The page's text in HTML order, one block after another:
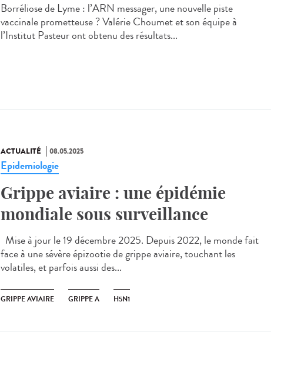
Borréliose de Lyme : l’ARN messager, une nouvelle piste
vaccinale prometteuse ? Valérie Choumet et son équipe à
l’Institut Pasteur ont obtenu des résultats...
ACTUALITÉ 08.05.2025
Epidemiologie
Grippe aviaire : une épidémie
mondiale sous surveillance
Mise à jour le 19 décembre 2025. Depuis 2022, le monde fait
face à une sévère épizootie de grippe aviaire, touchant les
volatiles, et parfois aussi des...
GRIPPE AVIAIRE GRIPPE A H5N1